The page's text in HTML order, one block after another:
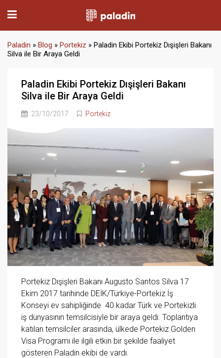
Paladin » Blog » Portekiz » Paladin Ekibi Portekiz Dışişleri Bakanı
Silva ile Bir Araya Geldi
Paladin Ekibi Portekiz Dışişleri Bakanı
Silva ile Bir Araya Geldi
23/10/2017 Portekiz
Portekiz Dışişleri Bakanı Augusto Santos Silva 17
Ekim 2017 tarihinde DEİK/Türkiye-Portekiz İş
Konseyi ev sahipliğinde 40 kadar Türk ve Portekizli
iş dünyasının temsilcisiyle bir araya geldi. Toplantıya
katılan temsilciler arasında, ülkede Portekiz Golden
Visa Programı ile ilgili etkin bir şekilde faaliyet
gösteren Paladin ekibi de vardı.